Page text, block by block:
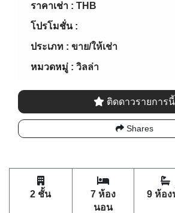
ราคาเช่า : THB
โปรโมชั่น :
ประเภท : ขาย/ให้เช่า
หมวดหมู่ : วิลล่า
ติดดาวรายการนี้
Shares
2 ชั้น
7 ห้อง
นอน
9 ห้อง